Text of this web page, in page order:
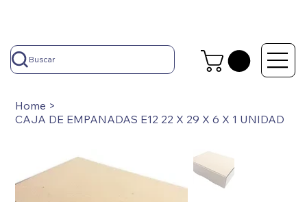
Buscar
Home >
CAJA DE EMPANADAS E12 22 X 29 X 6 X 1 UNIDAD